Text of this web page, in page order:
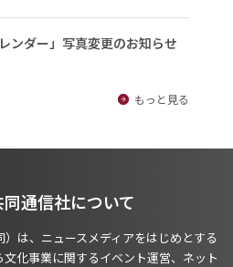
ンダー」写真変更のお知らせ
もっと見る
通信社について
は、ニュースメディアをはじめとする
化事業に関するイベント運営、ネット